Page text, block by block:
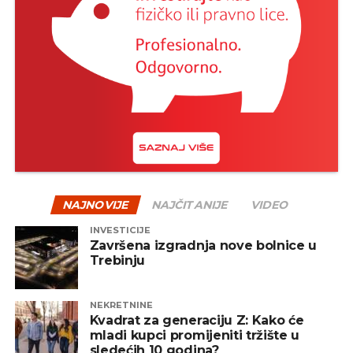
tok – nakon pada uglavnom slijedi oporavak, a
istorija je više puta pokazala da su strpljivi investitori
na kraju često nagrađeni.
Jedan od načina za ublažavanje rizika jeste
diverzifikacija – odnosno raspodjela sredstava na
mješovite i alternativne fondove. Na taj način se
smanjuje zavisnost od jednog tržišta ili sektora, a
Zaključak
NAJNOVIJE NAJČITANIJE VIDEO
INVESTICIJE
Završena izgradnja nove bolnice u
Trebinju
NEKRETNINE
Kvadrat za generaciju Z: Kako će
mladi kupci promijeniti tržište u